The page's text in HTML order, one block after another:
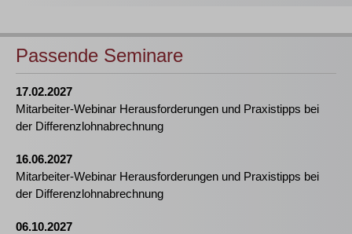
Passende Seminare
17.02.2027
Mitarbeiter-Webinar Herausforderungen und Praxistipps bei
der Differenzlohnabrechnung
16.06.2027
Mitarbeiter-Webinar Herausforderungen und Praxistipps bei
der Differenzlohnabrechnung
06.10.2027